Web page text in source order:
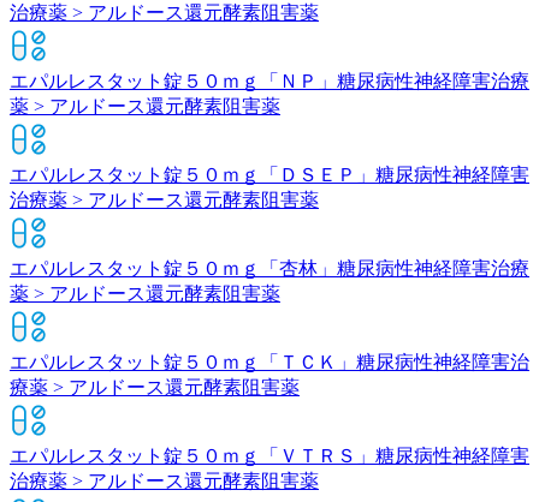
治療薬 > アルドース還元酵素阻害薬
エパルレスタット錠５０ｍｇ「ＮＰ」 糖尿病性神経障害治療
薬 > アルドース還元酵素阻害薬
エパルレスタット錠５０ｍｇ「ＤＳＥＰ」 糖尿病性神経障害
治療薬 > アルドース還元酵素阻害薬
エパルレスタット錠５０ｍｇ「杏林」 糖尿病性神経障害治療
薬 > アルドース還元酵素阻害薬
エパルレスタット錠５０ｍｇ「ＴＣＫ」 糖尿病性神経障害治
療薬 > アルドース還元酵素阻害薬
エパルレスタット錠５０ｍｇ「ＶＴＲＳ」 糖尿病性神経障害
治療薬 > アルドース還元酵素阻害薬